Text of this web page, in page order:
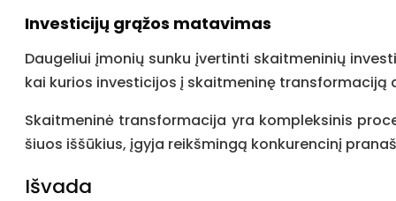
Investicijų grąžos matavimas
Daugeliui įmonių sunku įvertinti skaitmeninių
kai kurios investicijos į skaitmeninę
Skaitmeninė transformacija yra kompleksinis
šiuos iššūkius, įgyja reikšmingą konkurencinį
Išvada